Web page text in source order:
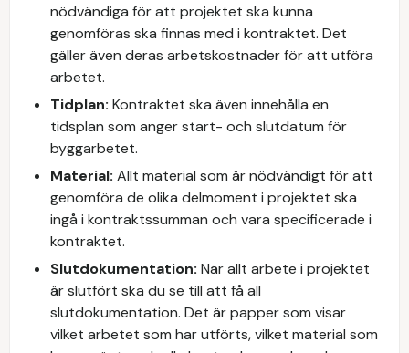
nödvändiga för att projektet ska kunna
genomföras ska finnas med i kontraktet. Det
gäller även deras arbetskostnader för att utföra
arbetet.
Tidplan: Kontraktet ska även innehålla en
tidsplan som anger start- och slutdatum för
byggarbetet.
Material: Allt material som är nödvändigt för att
genomföra de olika delmoment i projektet ska
ingå i kontraktssumman och vara specificerade i
kontraktet.
Slutdokumentation: När allt arbete i projektet
är slutfört ska du se till att få all
slutdokumentation. Det är papper som visar
vilket arbetet som har utförts, vilket material som